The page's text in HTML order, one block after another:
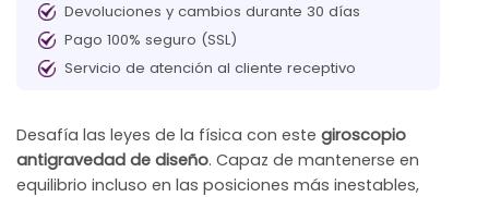
Devoluciones y cambios durante 30 días
Pago 100% seguro (SSL)
Servicio de atención al cliente receptivo
Desafía las leyes de la física con este giroscopio
antigravedad de diseño. Capaz de mantenerse en
equilibrio incluso en las posiciones más inestables,